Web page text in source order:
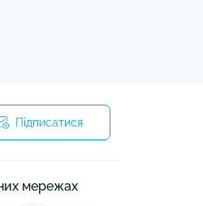
Підписатися
мережах